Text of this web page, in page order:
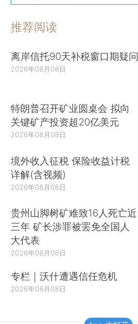
推荐阅读
离岸信托90天补税窗口期疑问
2026年08月08日
特朗普召开矿业圆桌会 拟向
关键矿产投资超20亿美元
2026年08月08日
境外收入征税 保险收益计税
详解(含视频)
2026年08月08日
贵州山脚树矿难致16人死亡近
三年 矿长涉罪被罢免全国人
大代表
2026年08月08日
专栏｜沃什遭遇信任危机
2026年08月08日